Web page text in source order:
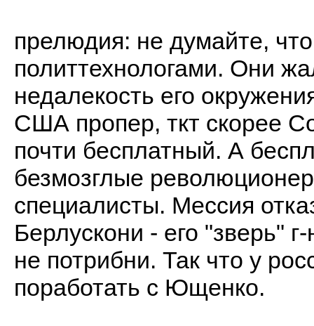
прелюдия: не думайте,
политтехнологами. Они
недалекость его
США пропер, ткт скорее
почти бесплатный. А
безмозглые
специалисты. Мессия
Берлускони - его "зверь"
не потрибни. Так что у
поработать с Ющенко.